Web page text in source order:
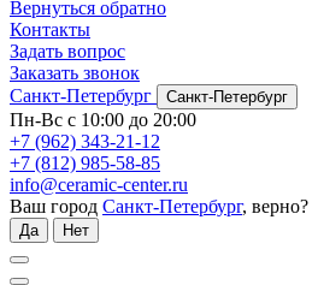
Вернуться обратно
Контакты
Задать вопрос
Заказать звонок
Санкт-Петербург
Санкт-Петербург
Пн-Вс с 10:00 до 20:00
+7 (962) 343-21-12
+7 (812) 985-58-85
info@ceramic-center.ru
Ваш город Санкт-Петербург, верно?
Да Нет